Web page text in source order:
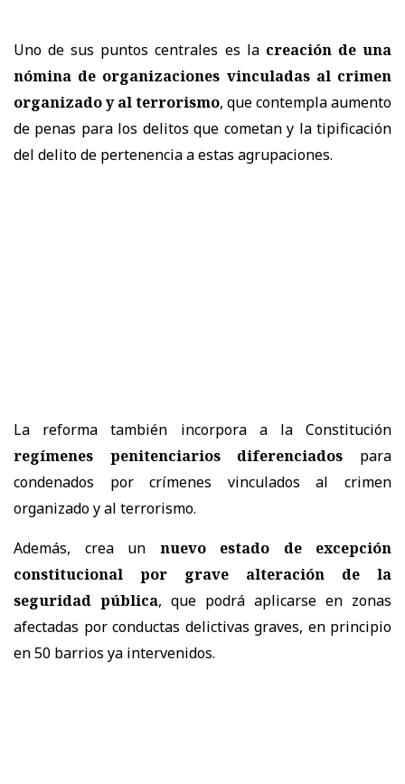
Uno de sus puntos centrales es la creación de una
nómina de organizaciones vinculadas al crimen
organizado y al terrorismo, que contempla aumento
de penas para los delitos que cometan y la tipificación
del delito de pertenencia a estas agrupaciones.
La reforma también incorpora a la Constitución
regímenes penitenciarios diferenciados para
condenados por crímenes vinculados al crimen
organizado y al terrorismo.
Además, crea un nuevo estado de excepción
constitucional por grave alteración de la
seguridad pública, que podrá aplicarse en zonas
afectadas por conductas delictivas graves, en principio
en 50 barrios ya intervenidos.